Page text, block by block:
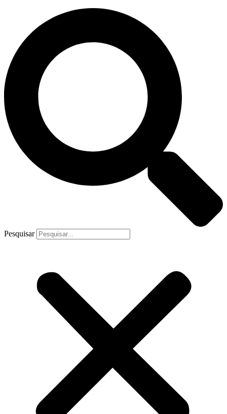
Pesquisar